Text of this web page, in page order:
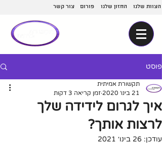
צור קשר פורום החזון שלנו הצוות שלנו
פוסט
איך לגרום לידידה שלך
לרצות אותך?
תקשורת אמיתית
21 בינו׳ 2020
זמן קריאה 3 דקות
עודכן: 26 בינו׳ 2021